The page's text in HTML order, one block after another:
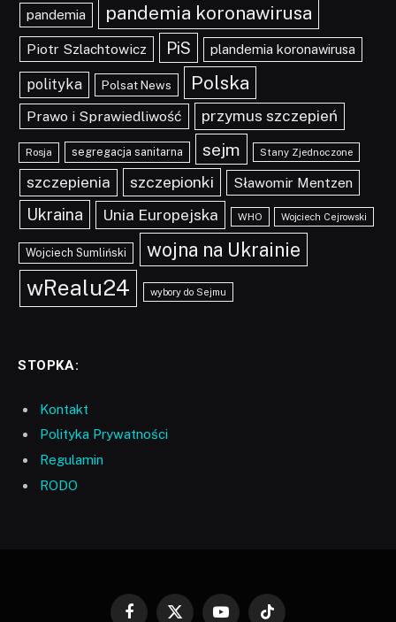
pandemia pandemia koronawirusa
Piotr Szlachtowicz PiS plandemia koronawirusa
polityka Polsat News Polska
Prawo i Sprawiedliwość przymus szczepień
Rosja segregacja sanitarna sejm Stany Zjednoczone
szczepienia szczepionki Sławomir Mentzen
Ukraina Unia Europejska WHO Wojciech Cejrowski
Wojciech Sumliński wojna na Ukrainie
wRealu24 wybory do Sejmu
STOPKA:
Kontakt
Polityka Prywatności
Regulamin
RODO